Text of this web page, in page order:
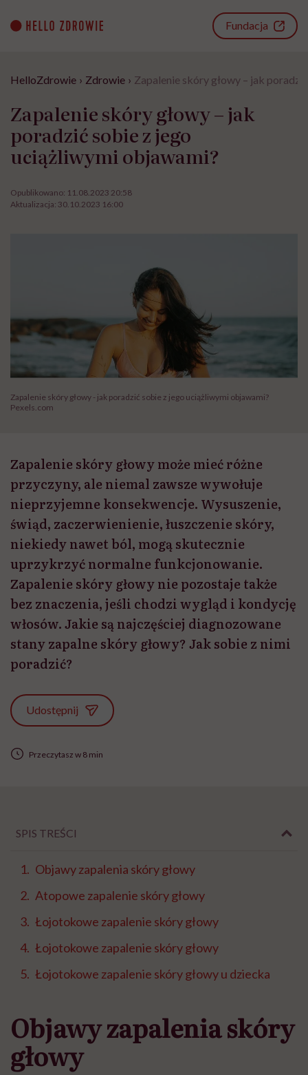
content
Fundacja
HelloZdrowie › Zdrowie › Zapalenie skóry głowy – jak
Zapalenie skóry głowy – jak
poradzić sobie z jego
uciążliwymi objawami?
Opublikowano: 11.08.2023 20:58
Aktualizacja: 30.10.2023 16:00
Zapalenie skóry głowy - jak poradzić sobie z jego uciążliwymi objawami?
Pexels.com
Zapalenie skóry głowy może mieć różne
przyczyny, ale niemal zawsze wywołuje
nieprzyjemne konsekwencje. Wysuszenie,
świąd, zaczerwienienie, łuszczenie skóry,
niekiedy nawet ból, mogą skutecznie
uprzykrzyć normalne funkcjonowanie.
Zapalenie skóry głowy nie pozostaje także
bez znaczenia, jeśli chodzi wygląd i kondycję
włosów. Jakie są najczęściej diagnozowane
stany zapalne skóry głowy? Jak sobie z nimi
poradzić?
Udostępnij
Przeczytasz w 8 min
SPIS TREŚCI
Objawy zapalenia skóry głowy
Atopowe zapalenie skóry głowy
Łojotokowe zapalenie skóry głowy
Łojotokowe zapalenie skóry głowy
Łojotokowe zapalenie skóry głowy u dziecka
Objawy zapalenia skóry
głowy